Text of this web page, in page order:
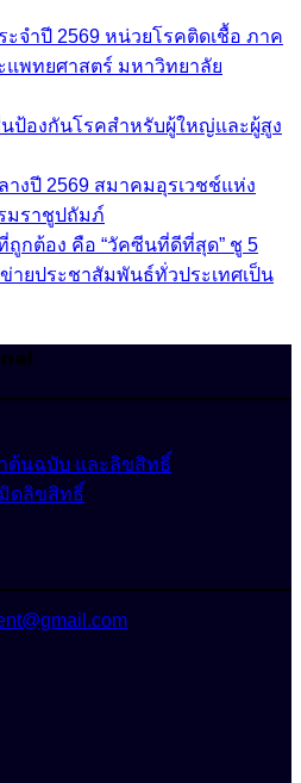
จำปี 2569 หน่วยโรคติดเชื้อ ภาค
พทยศาสตร์ มหาวิทยาลัย
ป้องกันโรคสำหรับผู้ใหญ่และผู้สูง
งปี 2569 สมาคมอุรเวชช์แห่ง
มราชูปถัมภ์
กต้อง คือ “วัคซีนที่ดีที่สุด” ชู 5
ายประชาสัมพันธ์ทั่วประเทศเป็น
ต้นฉบับ และลิขสิทธิ์
ดลิขสิทธิ์